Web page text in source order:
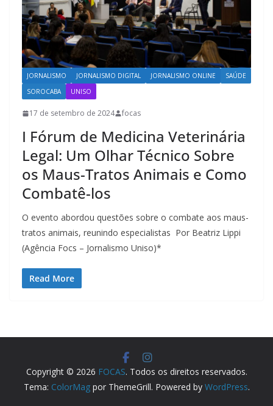
JORNALISMO JORNALISMO DIGITAL JORNALISMO ONLINE
SAÚDE
SOROCABA
UNISO
17 de setembro de 2024 focas
I Fórum de Medicina Veterinária
Legal: Um Olhar Técnico Sobre
os Maus-Tratos Animais e Como
Combatê-los
O evento abordou questões sobre o combate aos maus-
tratos animais, reunindo especialistas Por Beatriz Lippi
(Agência Focs – Jornalismo Uniso)*
Read More
Copyright © 2026 FOCAS. Todos os direitos reservados.
Tema: ColorMagpor ThemeGrill. Powered by WordPress.